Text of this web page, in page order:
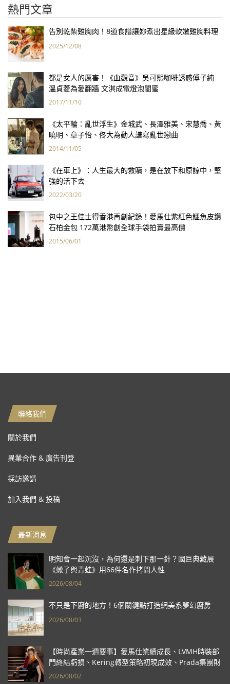
熱門文章
告別乾柴雞胸肉！8道食譜讓妳煮出星級軟嫩雞胸料理
2025/12/08
都是女人的厲害！《血觀音》吳可熙咖啡誘惑傅子純
溫貞菱為愛翻牆 文淇成電燈泡閨蜜
2017/11/10
《太平輪：亂世浮生》金城武、長澤雅美、宋慧喬、黃
曉明、章子怡、佟大為動人譜寫亂世戀曲
2014/11/05
《在車上》：人生最大的救贖，是在放下和原諒中，堅
強的活下去
2022/03/20
包中之王佳士得香港再創紀錄！愛馬仕紫紅色鱷魚皮鑽
石柏金包 172萬港幣創全球手袋拍賣最高價
2015/06/01
聯絡我們
關於我們
異業合作 & 廣告刊登
採訪邀請
加入我們 & 投稿
最新消息
明知會一起沉沒，為何還是刺下那一針？國巨典藏展
《蠍子與青蛙》用66件名作拷問人性
2026/08/04
不只是下廚的地方！6個關鍵點打造網美系夢幻廚房
2026/08/03
【時尚產業一週要事】愛馬仕業績成長、LVMH時裝部
門終結虧損、Kering轉型策略初現成效、Prada集團財
報亮眼
2026/08/02